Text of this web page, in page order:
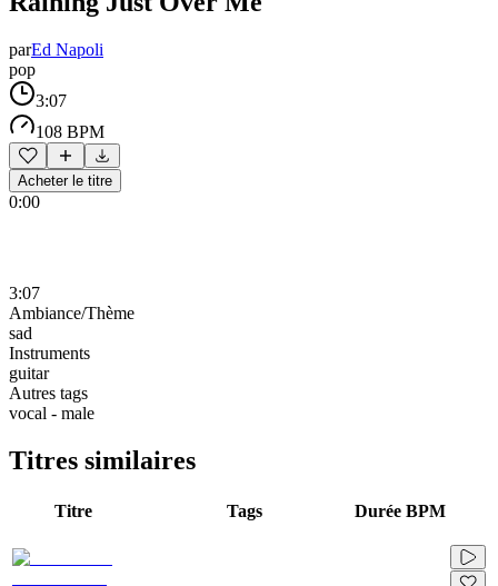
parEd Napoli
pop
3:07
108 BPM
Acheter le titre
0:00
3:07
Ambiance/Thème
sad
Instruments
guitar
Autres tags
vocal - male
Titres similaires
Titre Tags Durée BPM